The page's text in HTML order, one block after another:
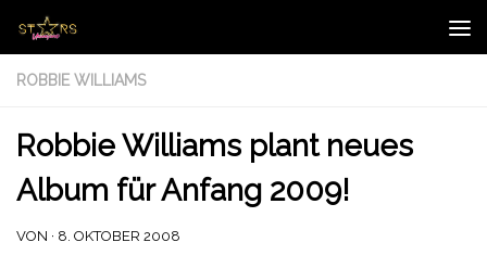
Zum Inhalt springen
ROBBIE WILLIAMS
Robbie Williams plant neues
Album für Anfang 2009!
VON · 8. OKTOBER 2008